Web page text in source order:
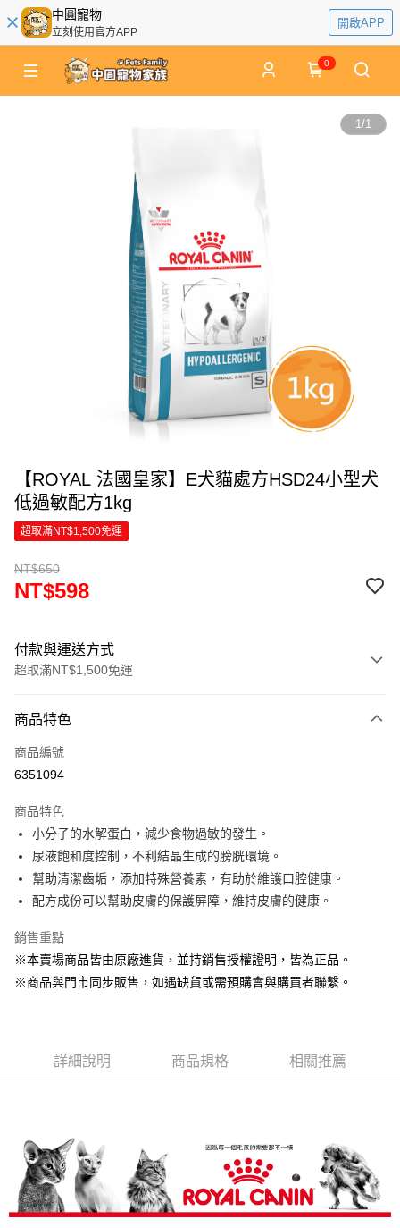
中圓寵物
立刻使用官方APP
開啟APP
0
1/1
【ROYAL 法國皇家】E犬貓處方HSD24小型犬
低過敏配方1kg
超取滿NT$1,500免運
NT$650
NT$598
付款與運送方式
超取滿NT$1,500免運
信用卡一次付款
超商取貨付款
Apple Pay
街口支付
悠遊付
Google Pay
ATM付款
【全家】取貨付款1500免運
每筆NT$60，滿NT$1,500(含以上)免運費
【7-11】取貨付款1500免運
每筆NT$80，滿NT$1,500(含以上)免運費
商品特色
商品編號
6351094
商品特色
小分子的水解蛋白，減少食物過敏的發生。
尿液飽和度控制，不利結晶生成的膀胱環境。
幫助清潔齒垢，添加特殊營養素，有助於維護口腔健康。
配方成份可以幫助皮膚的保護屏障，維持皮膚的健康。
銷售重點
※本賣場商品皆由原廠進貨，並持銷售授權證明，皆為正品。
※商品與門市同步販售，如遇缺貨或需預購會與購買者聯繫。
詳細說明 商品規格 相關推薦